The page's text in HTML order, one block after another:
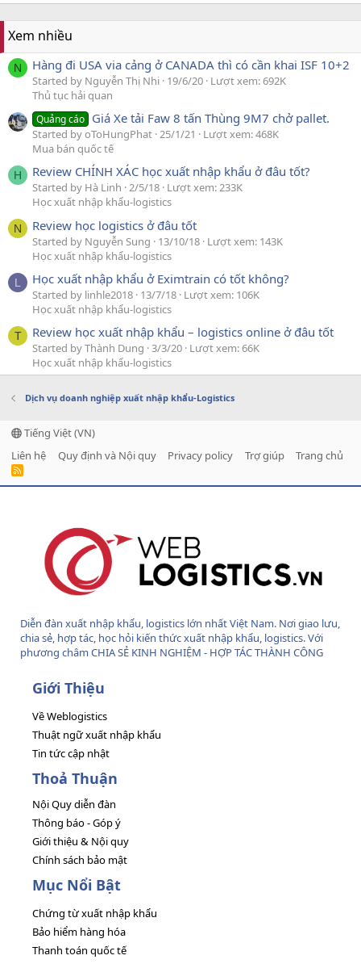
Xem nhiều
N Hàng đi USA via cảng ở CANADA thì có cần khai ISF 10+2
Started by Nguyễn Thị Nhi 19/6/20 Lượt xem: 692K
Thủ tục hải quan
Quảng cáo Giá Xe tải Faw 8 tấn Thùng 9M7 chở pallet.
Started by oToHungPhat 25/1/21
Lượt xem: 468K
Mua bán quốc tế
H Review CHÍNH XÁC học xuất nhập khẩu ở đâu tốt?
Started by Hà Linh 2/5/18 Lượt xem: 233K
Học xuất nhập khẩu-logistics
N Review học logistics ở đâu tốt
Started by Nguyễn Sung 13/10/18 Lượt xem: 143K
Học xuất nhập khẩu-logistics
L Học xuất nhập khẩu ở Eximtrain có tốt không?
Started by linhle2018 13/7/18 Lượt xem: 106K
Học xuất nhập khẩu-logistics
T Review học xuất nhập khẩu – logistics online ở đâu tốt
Started by Thành Dung 3/3/20 Lượt xem: 66K
Học xuất nhập khẩu-logistics
Dịch vụ doanh nghiệp xuất nhập khẩu-Logistics
Tiếng Việt (VN)
Liên hệ
Quy định và Nội quy Privacy policy Trợ giúp Trang chủ
R
Diễn đàn xuất nhập khẩu, logistics lớn nhất Việt Nam. Nơi giao lưu,
chia sẻ, hợp tác, học hỏi kiến thức xuất nhập khẩu, logistics. Với
phương châm CHIA SẺ KINH NGHIỆM - HỢP TÁC THÀNH CÔNG
Giới Thiệu
Về Weblogistics
Thuật ngữ xuất nhập khẩu
Tin tức cập nhật
Thoả Thuận
Nội Quy diễn đàn
Thông báo - Góp ý
Giới thiệu & Nội quy
Chính sách bảo mật
Mục Nổi Bật
Chứng từ xuất nhập khẩu
Bảo hiểm hàng hóa
Thanh toán quốc tế